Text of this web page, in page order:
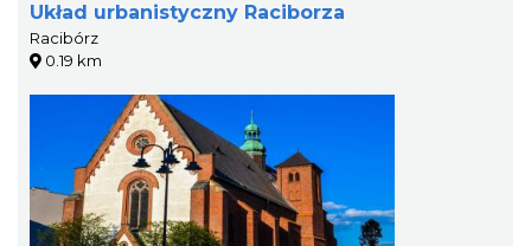
Układ urbanistyczny Raciborza
Racibórz
0.19 km